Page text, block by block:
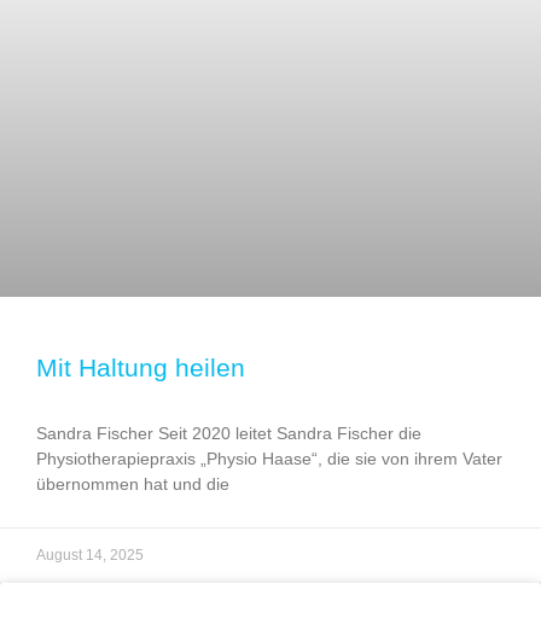
Mit Haltung heilen
Sandra Fischer Seit 2020 leitet Sandra Fischer die
Physiotherapiepraxis „Physio Haase“, die sie von ihrem Vater
übernommen hat und die
August 14, 2025